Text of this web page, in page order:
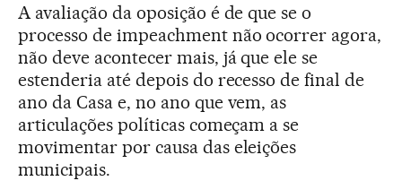
A avaliação da oposição é de que se o
processo de impeachment não ocorrer agora,
não deve acontecer mais, já que ele se
estenderia até depois do recesso de final de
ano da Casa e, no ano que vem, as
articulações políticas começam a se
movimentar por causa das eleições
municipais.